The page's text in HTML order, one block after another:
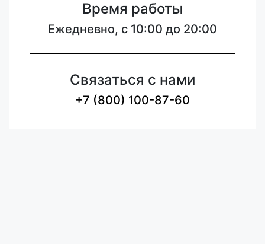
Время работы
Ежедневно, с 10:00 до 20:00
Связаться с нами
+7 (800) 100-87-60